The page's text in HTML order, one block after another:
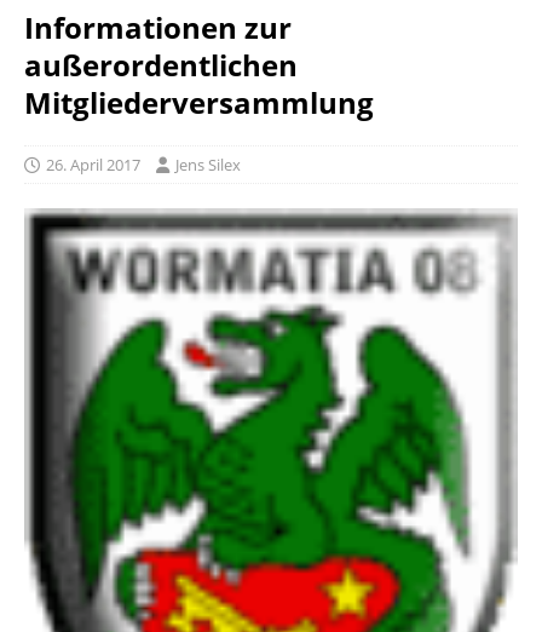
Informationen zur
außerordentlichen
Mitgliederversammlung
26. April 2017 Jens Silex